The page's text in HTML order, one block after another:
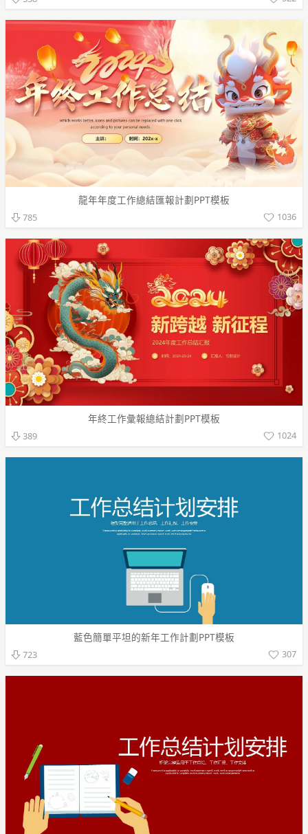
龍年年度工作總結匯報計劃PPT模板
785 1036
年終工作彙報總結計劃PPT模板
389 1024
藍色簡單平坦的新年工作計劃PPT模板
723 307